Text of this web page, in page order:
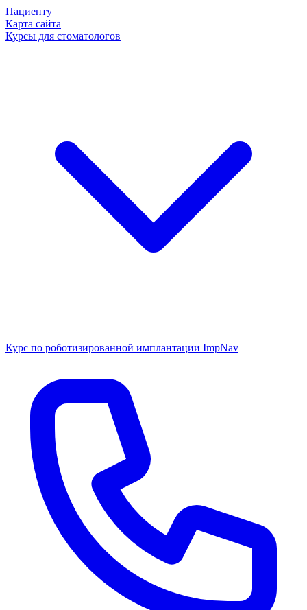
Пациенту
Карта сайта
Курсы для стоматологов
Курс по роботизированной имплантации ImpNav